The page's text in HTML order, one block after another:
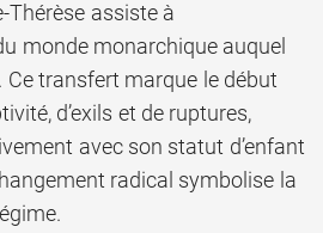
Thérèse assiste à
monde monarchique auquel
Ce transfert marque le début
d’exils et de ruptures,
avec son statut d’enfant
radical symbolise la